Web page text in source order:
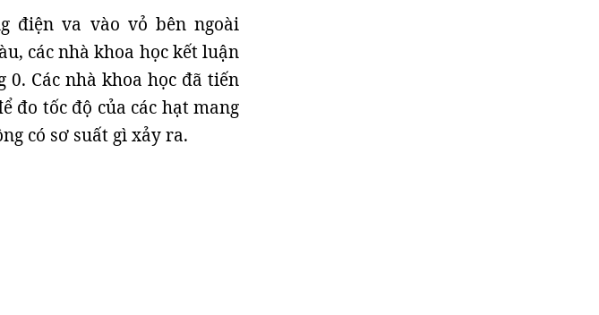
điện va vào vỏ bên ngoài
các nhà khoa học kết luận
Các nhà khoa học đã tiến
đo tốc độ của các hạt mang
có sơ suất gì xảy ra.